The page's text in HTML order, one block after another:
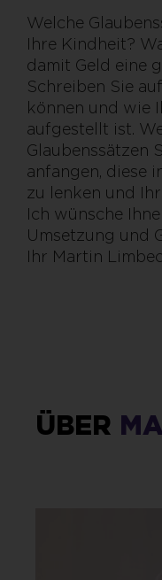
Welche
Ihre Kindheit?
damit Geld eine
Schreiben Sie
können und wie
aufgestellt ist.
Glaubenssätzen
anfangen, diese
zu lenken und
Ich wünsche
Umsetzung und
Ihr Martin
ÜBER